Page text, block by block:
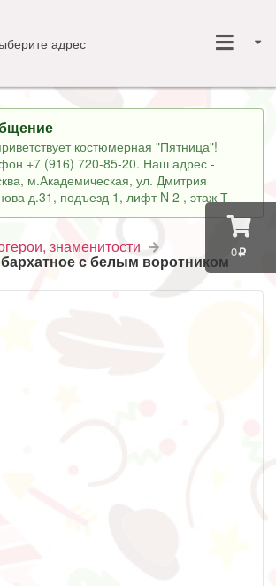
0
адрес
костюмерная "Пятница"!
+7 (916) 720-85-20. Наш адрес -
м.Академическая, ул. Дмитрия
д.31, подъезд 1, лифт N 2 , этаж Т
знаменитости
с белым воротником